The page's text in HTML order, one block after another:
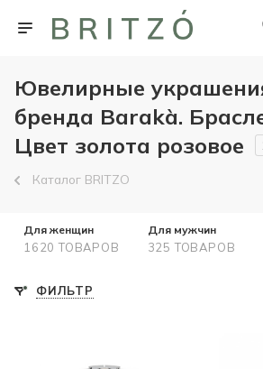
Ювелирные
бренда Barakà.
Цвет золота розовое
Каталог BRITZO
Для женщин
1620 ТОВАРОВ
Для мужчин
325 ТОВАРОВ
ФИЛЬТР